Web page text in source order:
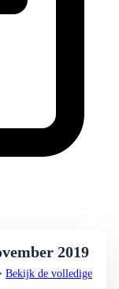
2019
Bekijk de volledige